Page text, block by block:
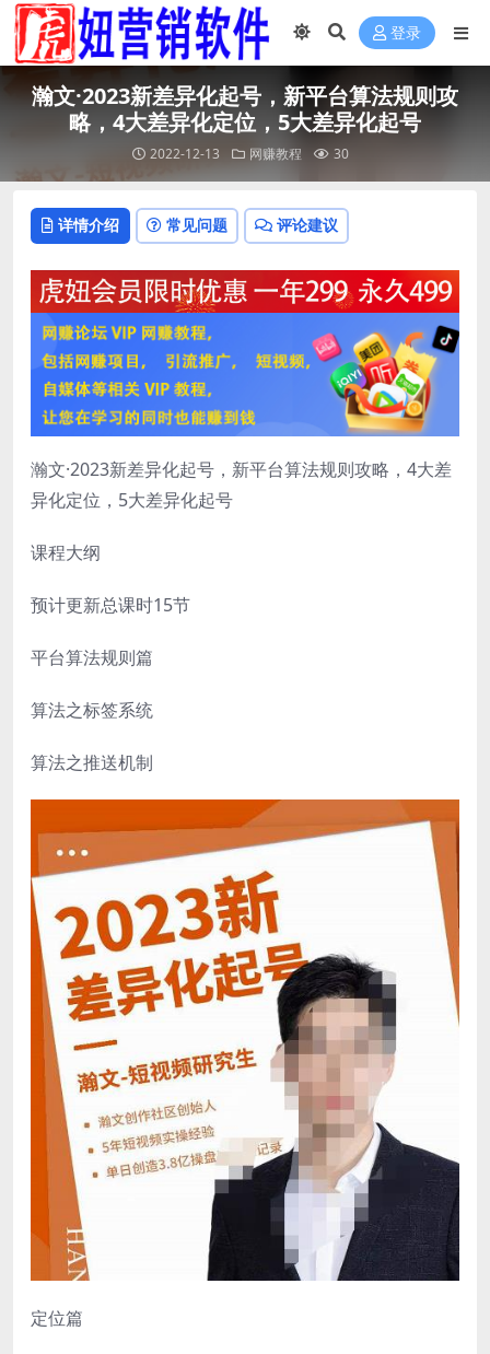
登录
瀚文·2023新差异化起号，新平台算法规则攻
略，4大差异化定位，5大差异化起号
2022-12-13 网赚教程 30
详情介绍 常见问题 评论建议
瀚文·2023新差异化起号，新平台算法规则攻略，4大差
异化定位，5大差异化起号
课程大纲
预计更新总课时15节
平台算法规则篇
算法之标签系统
算法之推送机制
定位篇